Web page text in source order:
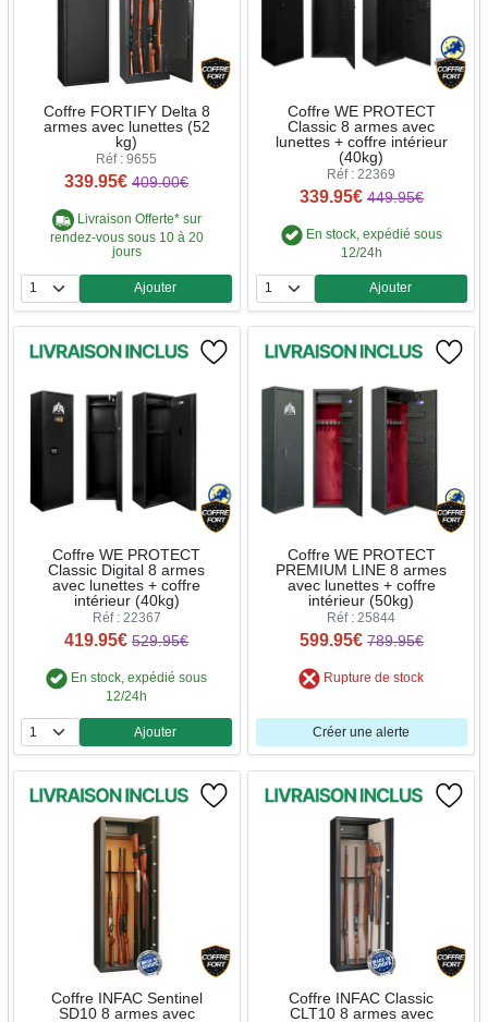
Coffre FORTIFY Delta 8
armes avec lunettes (52
kg)
Réf : 9655
339.95€ 409.00€
Livraison Offerte* sur
rendez-vous sous 10 à 20
jours
Quantité
Ajouter
Coffre WE PROTECT
Classic 8 armes avec
lunettes + coffre intérieur
(40kg)
Réf : 22369
339.95€ 449.95€
En stock, expédié sous
12/24h
Quantité
Ajouter
Coffre WE PROTECT
Classic Digital 8 armes
avec lunettes + coffre
intérieur (40kg)
Réf : 22367
419.95€ 529.95€
En stock, expédié sous
12/24h
Quantité
Ajouter
Coffre WE PROTECT
PREMIUM LINE 8 armes
avec lunettes + coffre
intérieur (50kg)
Réf : 25844
599.95€ 789.95€
Rupture de stock
Créer une alerte
Coffre INFAC Sentinel
SD10 8 armes avec
Coffre INFAC Classic
CLT10 8 armes avec